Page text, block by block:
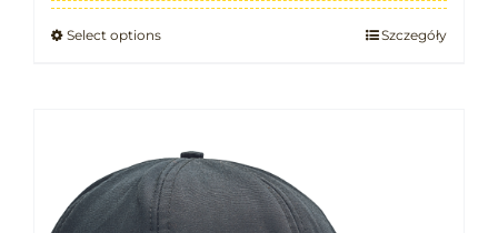
Select options Szczegóły